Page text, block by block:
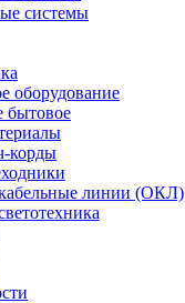
системы
оборудование
бытовое
корды
линии (ОКЛ)